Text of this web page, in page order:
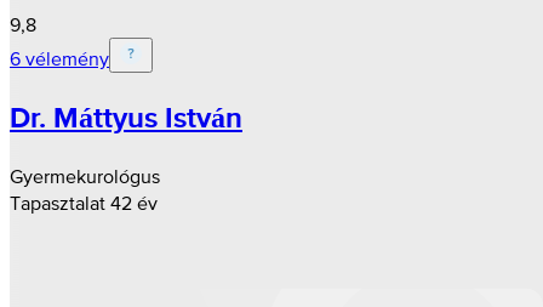
9,8
6 vélemény
Dr. Máttyus István
Gyermekurológus
Tapasztalat 42 év